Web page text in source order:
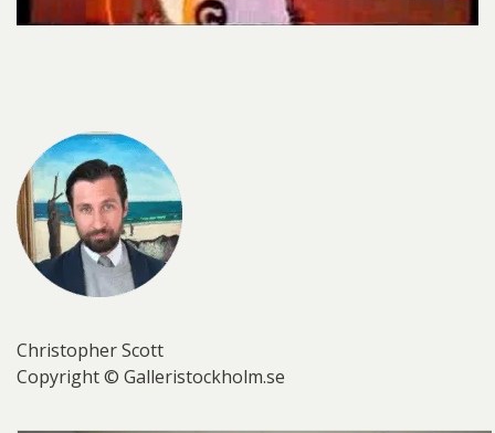
Christopher Scott
Copyright © Galleristockholm.se